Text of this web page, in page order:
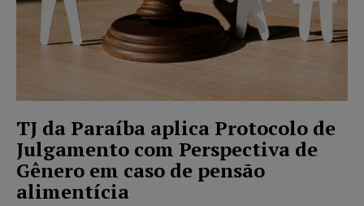
TJ da Paraíba aplica Protocolo de
Julgamento com Perspectiva de
Gênero em caso de pensão
alimentícia